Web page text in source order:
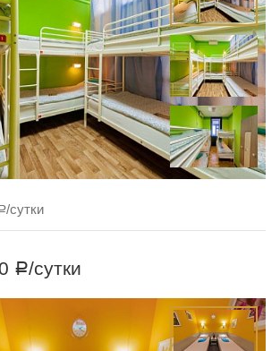
сутки
Р/сутки